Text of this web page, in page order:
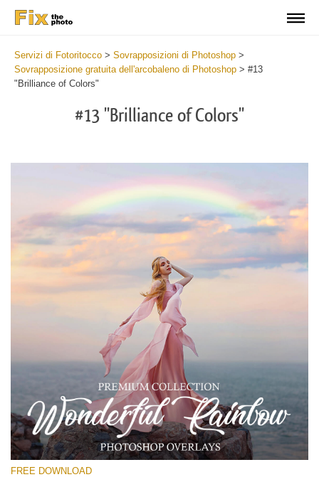
Servizi di Fotoritocco > Sovrapposizioni di Photoshop >
Sovrapposizione gratuita dell'arcobaleno di Photoshop > #13
"Brilliance of Colors"
#13 "Brilliance of Colors"
Si prega di Selezionare
Free Rainbow Overlay #13
Small 800*533px
Wonderful Rainbow
(50 Overlays)
FREE DOWNLOAD